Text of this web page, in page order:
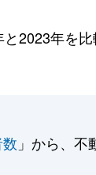
2023年を
」から、不